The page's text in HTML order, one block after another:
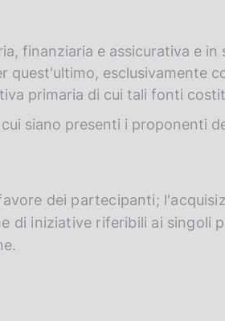
finanziaria e assicurativa e in
esclusivamente
primaria di cui tali fonti
siano presenti i proponenti
dei partecipanti;
di iniziative riferibili ai singoli